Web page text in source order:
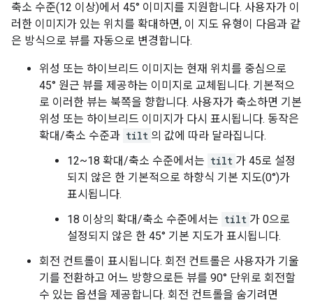
축소 수준(12 이상)에서 45° 이미지를 지원합니다. 사용자가 이
러한 이미지가 있는 위치를 확대하면, 이 지도 유형이 다음과 같
은 방식으로 뷰를 자동으로 변경합니다.
위성 또는 하이브리드 이미지는 현재 위치를 중심으로
45° 원근 뷰를 제공하는 이미지로 교체됩니다. 기본적으
로 이러한 뷰는 북쪽을 향합니다. 사용자가 축소하면 기본
위성 또는 하이브리드 이미지가 다시 표시됩니다. 동작은
확대/축소 수준과 tilt 의 값에 따라 달라집니다.
12~18 확대/축소 수준에서는 tilt 가 45로 설정
되지 않은 한 기본적으로 하향식 기본 지도(0°)가
표시됩니다.
18 이상의 확대/축소 수준에서는 tilt 가 0으로
설정되지 않은 한 45° 기본 지도가 표시됩니다.
회전 컨트롤이 표시됩니다. 회전 컨트롤은 사용자가 기울
기를 전환하고 어느 방향으로든 뷰를 90° 단위로 회전할
수 있는 옵션을 제공합니다. 회전 컨트롤을 숨기려면